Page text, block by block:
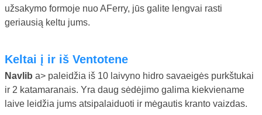
užsakymo formoje nuo AFerry, jūs galite lengvai rasti
geriausią keltu jums.
Keltai į ir iš Ventotene
Navlib a> paleidžia iš 10 laivyno hidro savaeigės purkštukai
ir 2 katamaranais. Yra daug sėdėjimo galima kiekviename
laive leidžia jums atsipalaiduoti ir mėgautis kranto vaizdas.